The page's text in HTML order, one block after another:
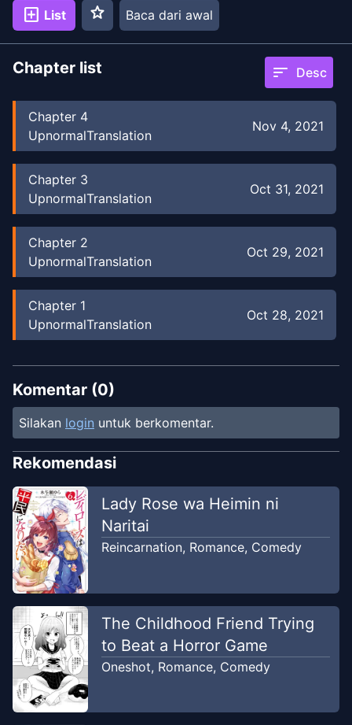
add_box List star Baca dari awal
Chapter list sort Desc
Chapter 4
UpnormalTranslation
Nov 4, 2021
Chapter 3
UpnormalTranslation
Oct 31, 2021
Chapter 2
UpnormalTranslation
Oct 29, 2021
Chapter 1
UpnormalTranslation
Oct 28, 2021
Komentar (0)
Silakan login untuk berkomentar.
Rekomendasi
Lady Rose wa Heimin ni
Naritai
Reincarnation, Romance, Comedy
The Childhood Friend Trying
to Beat a Horror Game
Oneshot, Romance, Comedy